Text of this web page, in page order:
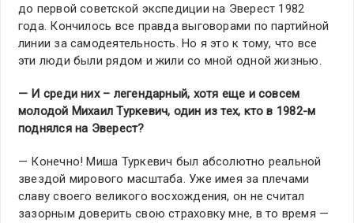
до первой советской экспедиции на Эверест 1982
года. Кончилось все правда выговорами по партийной
линии за самодеятельность. Но я это к тому, что все
эти люди были рядом и жили со мной одной жизнью.
— И среди них – легендарный, хотя еще и совсем
молодой Михаил Туркевич, один из тех, кто в 1982-м
поднялся на Эверест?
— Конечно! Миша Туркевич был абсолютно реальной
звездой мирового масштаба. Уже имея за плечами
славу своего великого восхождения, он не считал
зазорным доверить свою страховку мне, в то время —